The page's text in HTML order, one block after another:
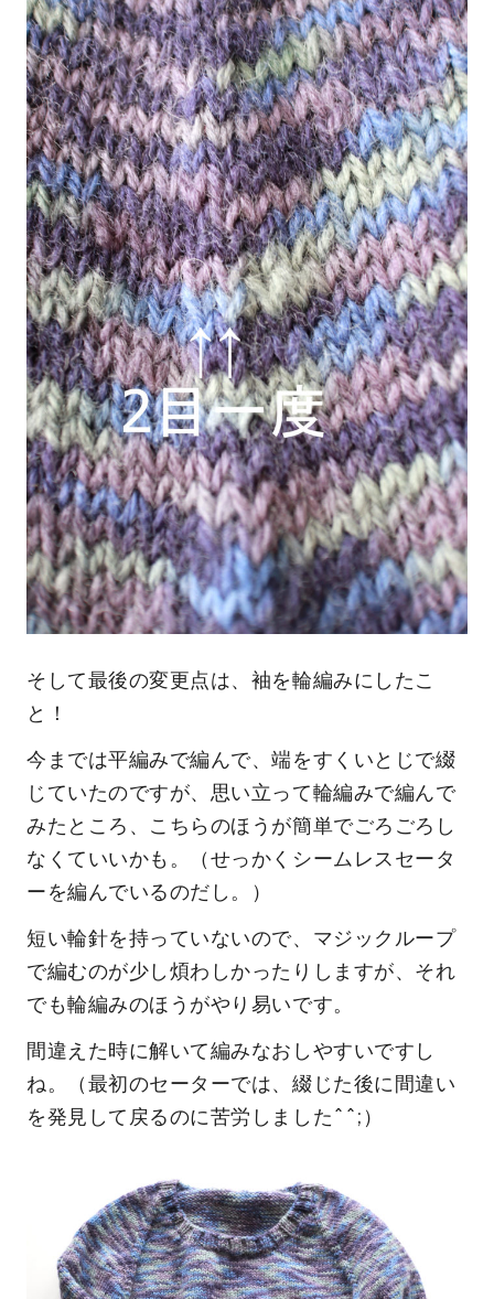
そして最後の変更点は、袖を輪編みにしたこ
と！
今までは平編みで編んで、端をすくいとじで綴
じていたのですが、思い立って輪編みで編んで
みたところ、こちらのほうが簡単でごろごろし
なくていいかも。（せっかくシームレスセータ
ーを編んでいるのだし。）
短い輪針を持っていないので、マジックループ
で編むのが少し煩わしかったりしますが、それ
でも輪編みのほうがやり易いです。
間違えた時に解いて編みなおしやすいですし
ね。（最初のセーターでは、綴じた後に間違い
を発見して戻るのに苦労しました^^;）